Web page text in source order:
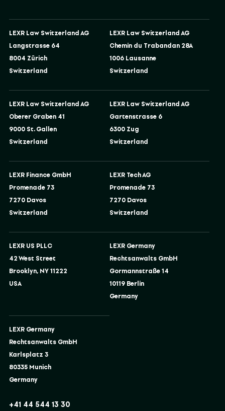
LEXR Law Switzerland AG
Langstrasse 64
8004 Zürich
Switzerland
LEXR Law Switzerland AG
Chemin du Trabandan 28A
1006 Lausanne
Switzerland
LEXR Law Switzerland AG
Oberer Graben 41
9000 St. Gallen
Switzerland
LEXR Law Switzerland AG
Gartenstrasse 6
6300 Zug
Switzerland
LEXR Finance GmbH
Promenade 73
7270 Davos
Switzerland
LEXR Tech AG
Promenade 73
7270 Davos
Switzerland
LEXR US PLLC
42 West Street
Brooklyn, NY 11222
USA
LEXR Germany
Rechtsanwalts GmbH
Gormannstraße 14
10119 Berlin
Germany
LEXR Germany
Rechtsanwalts GmbH
Karlsplatz 3
80335 Munich
Germany
+41 44 544 13 30